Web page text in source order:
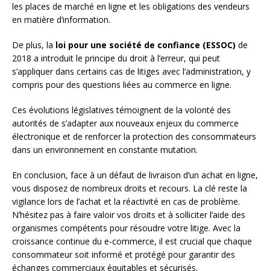
les places de marché en ligne et les obligations des vendeurs
en matière d’information.
De plus, la loi pour une société de confiance (ESSOC) de
2018 a introduit le principe du droit à l’erreur, qui peut
s’appliquer dans certains cas de litiges avec l’administration, y
compris pour des questions liées au commerce en ligne.
Ces évolutions législatives témoignent de la volonté des
autorités de s’adapter aux nouveaux enjeux du commerce
électronique et de renforcer la protection des consommateurs
dans un environnement en constante mutation.
En conclusion, face à un défaut de livraison d’un achat en ligne,
vous disposez de nombreux droits et recours. La clé reste la
vigilance lors de l’achat et la réactivité en cas de problème.
N’hésitez pas à faire valoir vos droits et à solliciter l’aide des
organismes compétents pour résoudre votre litige. Avec la
croissance continue du e-commerce, il est crucial que chaque
consommateur soit informé et protégé pour garantir des
échanges commerciaux équitables et sécurisés.